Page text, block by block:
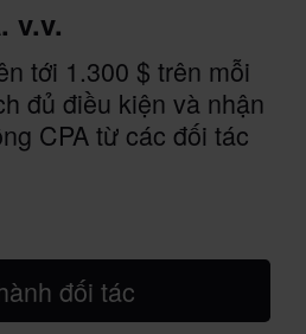
v.v.
tới 1.300 $ trên mỗi
đủ điều kiện và nhận
CPA từ các đối tác
đối tác